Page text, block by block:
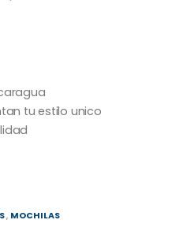
tu estilo unico
, MOCHILAS